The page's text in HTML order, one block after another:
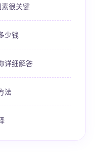
很关键
少钱
详细解答
法